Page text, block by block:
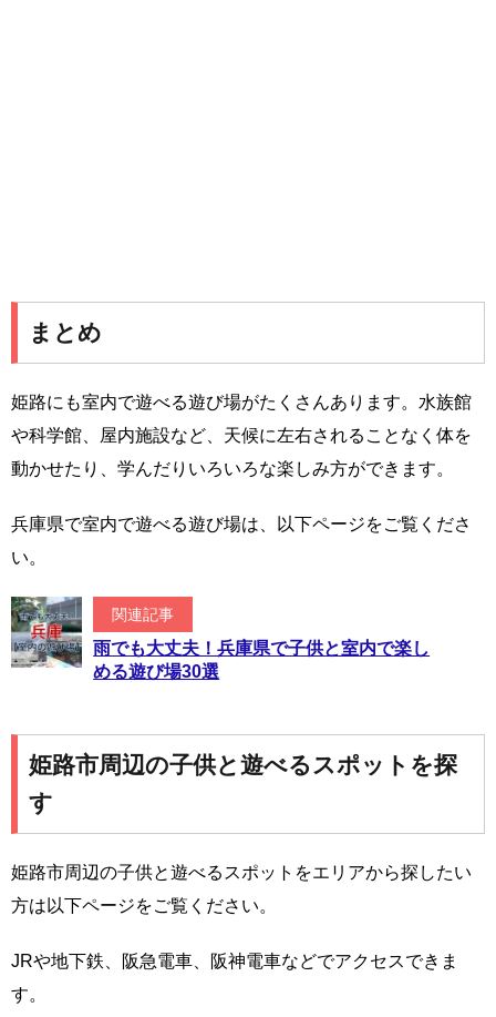
まとめ
姫路にも室内で遊べる遊び場がたくさんあります。水族館
や科学館、屋内施設など、天候に左右されることなく体を
動かせたり、学んだりいろいろな楽しみ方ができます。
兵庫県で室内で遊べる遊び場は、以下ページをご覧くださ
い。
関連記事
雨でも大丈夫！兵庫県で子供と室内で楽し
める遊び場30選
姫路市周辺の子供と遊べるスポットを探
す
姫路市周辺の子供と遊べるスポットをエリアから探したい
方は以下ページをご覧ください。
JRや地下鉄、阪急電車、阪神電車などでアクセスできま
す。